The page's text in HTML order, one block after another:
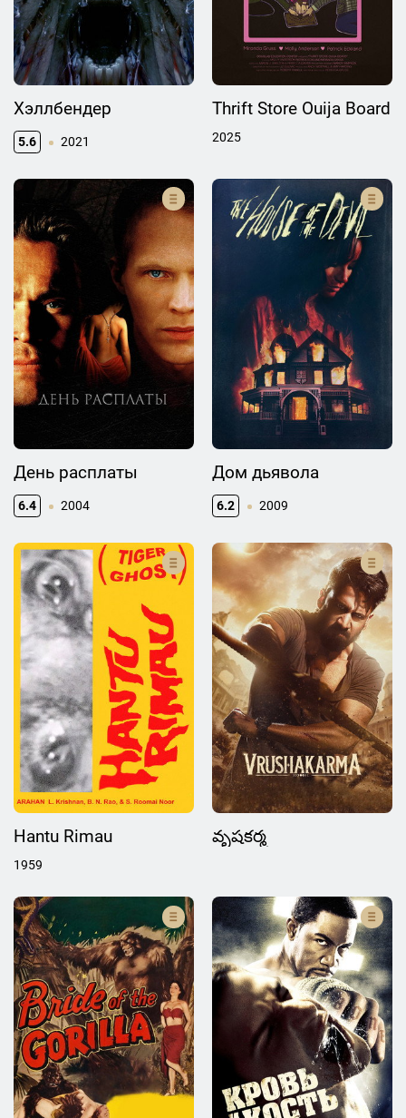
Хэллбендер
5.6 2021
Thrift Store Ouija Board
2025
День расплаты
6.4 2004
Дом дьявола
6.2 2009
Hantu Rimau
1959
వృషకర్మ